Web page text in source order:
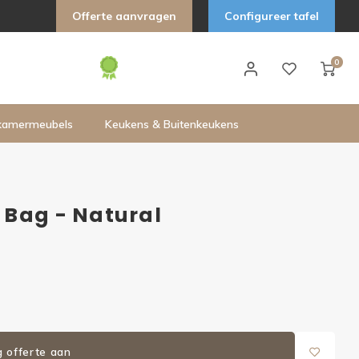
Offerte aanvragen Configureer tafel
0
Keukens & Buitenkeukens
- Natural
offerte aan